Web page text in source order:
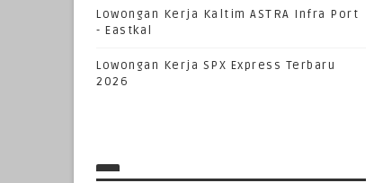
Lowongan Kerja Kaltim ASTRA Infra Port
- Eastkal
Lowongan Kerja SPX Express Terbaru
2026